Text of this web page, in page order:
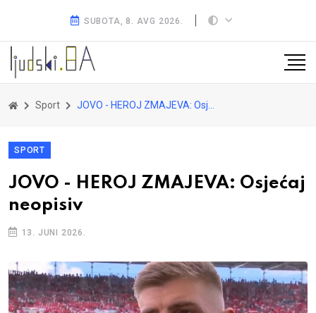
SUBOTA, 8. AVG 2026.
Sport JOVO - HEROJ ZMAJEVA: Osjećaj neopisiv
SPORT
JOVO - HEROJ ZMAJEVA: Osjećaj
neopisiv
13. JUNI 2026.